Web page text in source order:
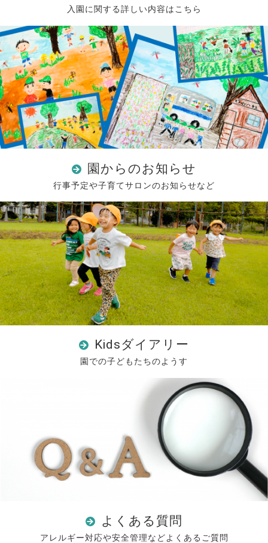
入園に関する詳しい内容はこちら
園からのお知らせ
行事予定や子育てサロンのお知らせなど
Kidsダイアリー
園での子どもたちのようす
よくある質問
アレルギー対応や安全管理などよくあるご質問